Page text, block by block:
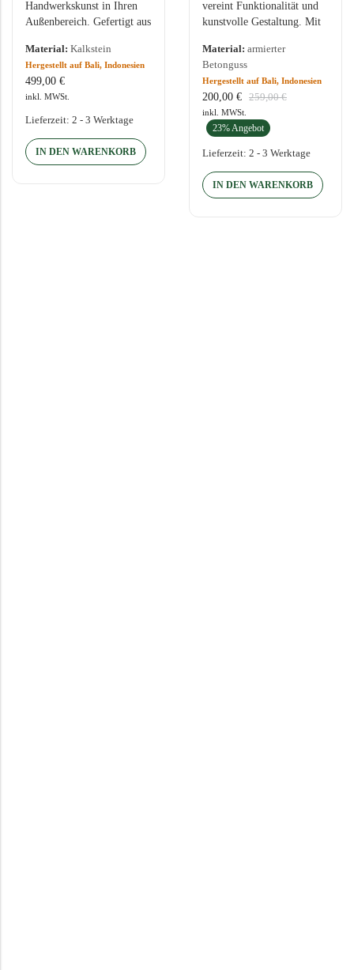
Handwerkskunst in Ihren
Außenbereich. Gefertigt aus
er bis –10 °C frostsicher
und überzeugt mit seiner
harmonischen Frangipani-
Verzierung.…
Material: Kalkstein
Hergestellt auf Bali, Indonesien
499,00 €
inkl. MWSt.
Lieferzeit: 2 - 3 Werktage
IN DEN WARENKORB
vereint Funktionalität und
kunstvolle Gestaltung. Mit
kann er als stilvoller
Blumenkübel oder als…
Material: armierter
Betonguss
Hergestellt auf Bali, Indonesien
200,00 € 259,00€
inkl. MWSt.
23% Angebot
Lieferzeit: 2 - 3 Werktage
IN DEN WARENKORB